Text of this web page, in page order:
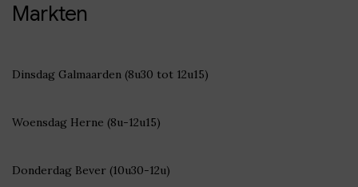
Markten
Dinsdag Galmaarden (8u30 tot 12u15)
Woensdag Herne (8u-12u15)
Donderdag Bever (10u30-12u)